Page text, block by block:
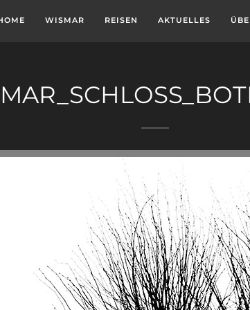
WISMAR REISEN AKTUELLES